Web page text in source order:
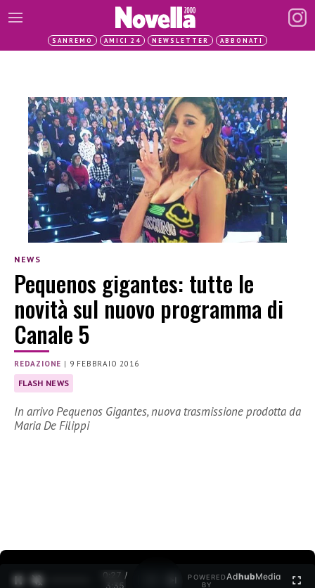
SANREMO AMICI 24 NEWSLETTER ABBONATI
NEWS
Pequenos gigantes: tutte le
novità sul nuovo programma di
Canale 5
REDAZIONE | 9 FEBBRAIO 2016
FLASH NEWS
In arrivo Pequenos Gigantes, nuova trasmissione prodotta da
Maria De Filippi
0:28 /
3:35
POWERED
BY
AdhubMedia